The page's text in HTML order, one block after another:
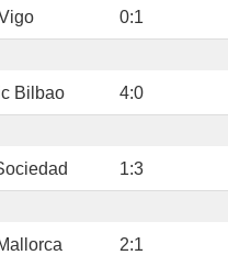
0:1
Bilbao 4:0
1:3
2:1